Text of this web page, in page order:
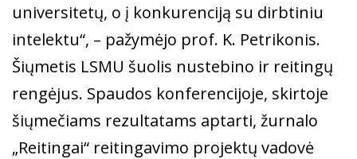
universitetų, o į konkurenciją su dirbtiniu
intelektu“, – pažymėjo prof. K. Petrikonis.
Šiųmetis LSMU šuolis nustebino ir reitingų
rengėjus. Spaudos konferencijoje, skirtoje
šiųmečiams rezultatams aptarti, žurnalo
„Reitingai“ reitingavimo projektų vadovė